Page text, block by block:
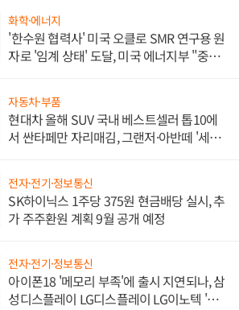
화학·에너지
'한수원 협력사' 미국 오클로 SMR 연구용 원
자로 '임계 상태' 도달, 미국 에너지부 "중요
자동차·부품
현대차 올해 SUV 국내 베스트셀러 톱10에
서 싼타페만 자리매김, 그랜저·아반떼 '세단
전자·전기·정보통신
SK하이닉스 1주당 375원 현금배당 실시, 추
가 주주환원 계획 9월 공개 예정
전자·전기·정보통신
아이폰18 '메모리 부족'에 출시 지연되나, 삼
성디스플레이 LG디스플레이 LG이노텍 '탈